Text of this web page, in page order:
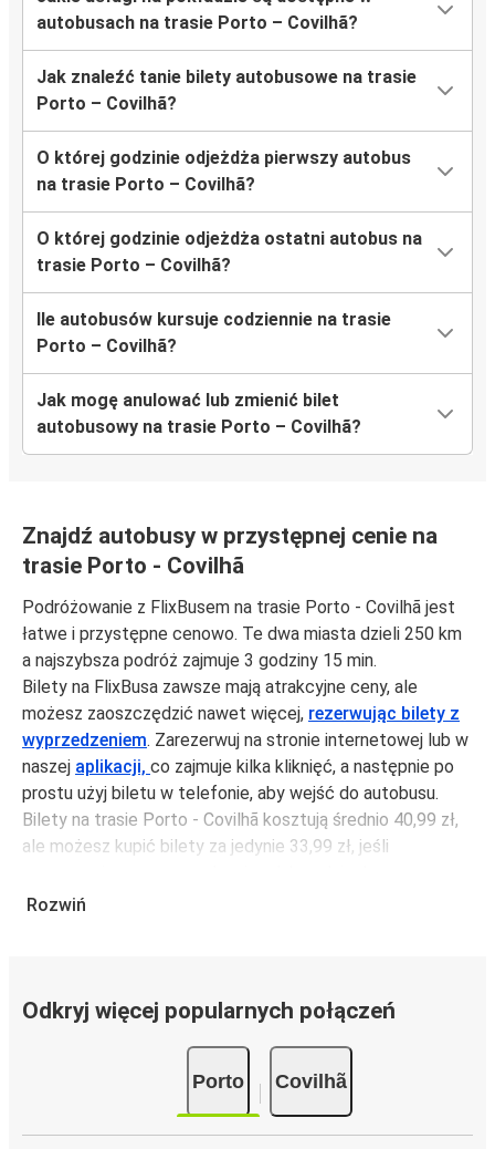
autobusach na trasie Porto – Covilhã?
Jak znaleźć tanie bilety autobusowe na trasie
Porto – Covilhã?
O której godzinie odjeżdża pierwszy autobus
na trasie Porto – Covilhã?
O której godzinie odjeżdża ostatni autobus na
trasie Porto – Covilhã?
Ile autobusów kursuje codziennie na trasie
Porto – Covilhã?
Jak mogę anulować lub zmienić bilet
autobusowy na trasie Porto – Covilhã?
Znajdź autobusy w przystępnej cenie na
trasie Porto - Covilhã
Podróżowanie z FlixBusem na trasie Porto - Covilhã jest
łatwe i przystępne cenowo. Te dwa miasta dzieli 250 km
a najszybsza podróż zajmuje 3 godziny 15 min.
Bilety na FlixBusa zawsze mają atrakcyjne ceny, ale
możesz zaoszczędzić nawet więcej, rezerwując bilety z
wyprzedzeniem. Zarezerwuj na stronie internetowej lub w
naszej aplikacji, co zajmuje kilka kliknięć, a następnie po
prostu użyj biletu w telefonie, aby wejść do autobusu.
Bilety na trasie Porto - Covilhã kosztują średnio 40,99 zł,
ale możesz kupić bilety za jedynie 33,99 zł, jeśli
unikając weekendów i świąt. Aby podróżować szybko,
jedynie 3 godziny 15 min.
Podróż autobusemma mniejszy wpływ na środowisko
niż podróż samochodem czy samolotem. Stale pracujemy
Rozwiń
Odkryj więcej popularnych połączeń
Porto Covilhã